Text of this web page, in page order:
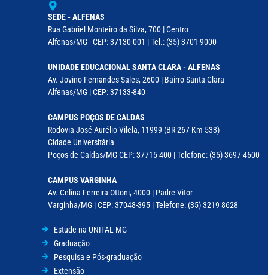
SEDE - ALFENAS
Rua Gabriel Monteiro da Silva, 700 | Centro
Alfenas/MG - CEP: 37130-001 | Tel.: (35) 3701-9000
UNIDADE EDUCACIONAL SANTA CLARA - ALFENAS
Av. Jovino Fernandes Sales, 2600 | Bairro Santa Clara
Alfenas/MG | CEP: 37133-840
CAMPUS POÇOS DE CALDAS
Rodovia José Aurélio Vilela, 11999 (BR 267 Km 533)
Cidade Universitária
Poços de Caldas/MG CEP: 37715-400 | Telefone: (35) 3697-4600
CAMPUS VARGINHA
Av. Celina Ferreira Ottoni, 4000 | Padre Vitor
Varginha/MG | CEP: 37048-395 | Telefone: (35) 3219 8628
Estude na UNIFAL-MG
Graduação
Pesquisa e Pós-graduação
Extensão